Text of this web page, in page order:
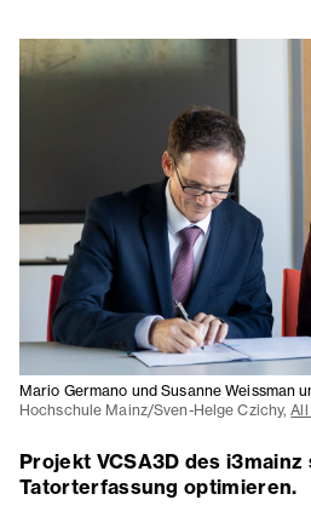
Mario Germano und Susanne Weissman
Hochschule Mainz/Sven-Helge Czichy,
Projekt VCSA3D des
Tatorterfassung optimieren.